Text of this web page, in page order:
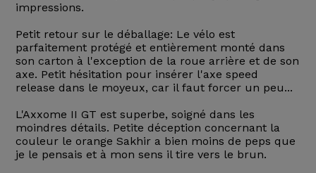
impressions.
Petit retour sur le déballage: Le vélo est
parfaitement protégé et entièrement monté dans
son carton à l'exception de la roue arrière et de son
axe. Petit hésitation pour insérer l'axe speed
release dans le moyeux, car il faut forcer un peu...
L'Axxome II GT est superbe, soigné dans les
moindres détails. Petite déception concernant la
couleur le orange Sakhir a bien moins de peps que
je le pensais et à mon sens il tire vers le brun.